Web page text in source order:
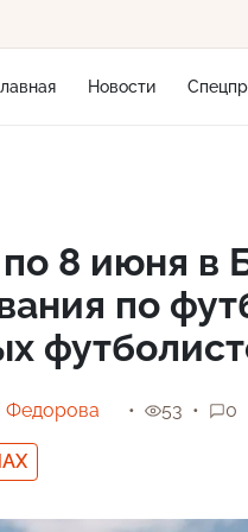
Новости
8 июня в
по
Федорова 53 0